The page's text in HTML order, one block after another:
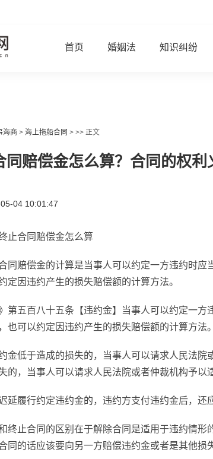
首页 婚姻法 知识纠纷
海商 > 海上拖船合同 > >> 正文
同赔偿金怎么算？合同的权
04 10:01:47
止合同赔偿金怎么算
同赔偿金的计算是当事人可以约定一方违约时应
定因违约产生的损失赔偿额的计算方法。
》第五百八十五条【违约金】当事人可以约定一
也可以约定因违约产生的损失赔偿额的计算方法。
金低于造成的损失的，当事人可以请求人民法院
的，当事人可以请求人民法院或者仲裁机构予以
延履行约定违约金的，违约方支付违约金后，还
终止合同的区别在于解除合同是适用于违约情形
同的话应该要向另一方赔偿违约金或者是其他损